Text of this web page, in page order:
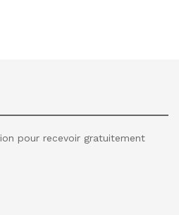
pour recevoir gratuitement